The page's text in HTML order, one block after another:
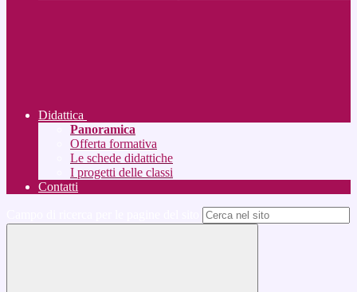
Didattica
Panoramica
Offerta formativa
Le schede didattiche
I progetti delle classi
Contatti